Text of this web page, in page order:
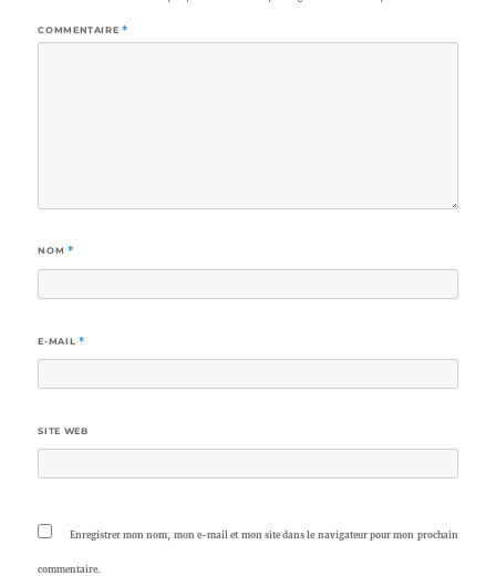
COMMENTAIRE *
NOM *
E-MAIL *
SITE WEB
Enregistrer mon nom, mon e-mail et mon site dans le navigateur pour mon prochain
commentaire.